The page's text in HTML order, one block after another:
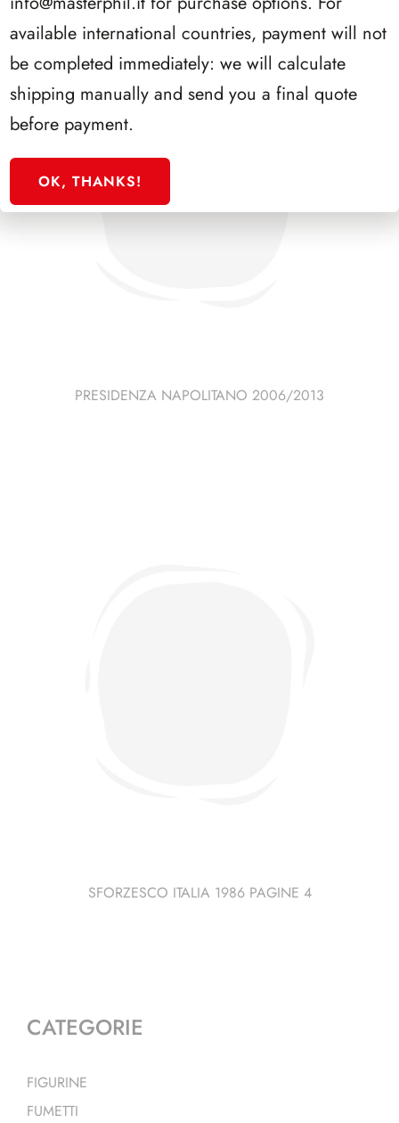
PRESIDENZA NAPOLITANO 2006/2013
SFORZESCO ITALIA 1986 PAGINE 4
CATEGORIE
FIGURINE
FUMETTI
available international countries, payment will not
be completed immediately: we will calculate
shipping manually and send you a final quote
before payment.
OK, THANKS!